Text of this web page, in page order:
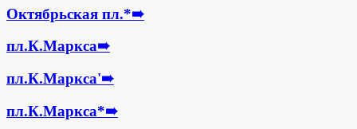
Октябрьская пл.*➠
пл.К.Маркса➠
пл.К.Маркса'➠
пл.К.Маркса*➠